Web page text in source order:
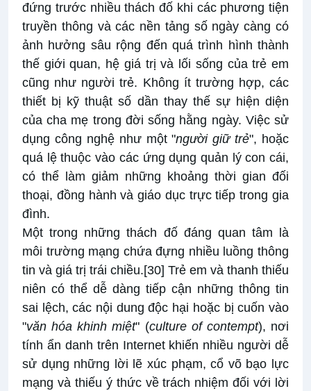
đứng trước nhiều thách đố khi các phương tiện
truyền thông và các nền tảng số ngày càng có
ảnh hưởng sâu rộng đến quá trình hình thành
thế giới quan, hệ giá trị và lối sống của trẻ em
cũng như người trẻ. Không ít trường hợp, các
thiết bị kỹ thuật số dần thay thế sự hiện diện
của cha mẹ trong đời sống hằng ngày. Việc sử
dụng công nghệ như một "người giữ trẻ", hoặc
quá lệ thuộc vào các ứng dụng quản lý con cái,
có thể làm giảm những khoảng thời gian đối
thoại, đồng hành và giáo dục trực tiếp trong gia
đình.
Một trong những thách đố đáng quan tâm là
môi trường mạng chứa đựng nhiều luồng thông
tin và giá trị trái chiều.[30] Trẻ em và thanh thiếu
niên có thể dễ dàng tiếp cận những thông tin
sai lệch, các nội dung độc hại hoặc bị cuốn vào
"văn hóa khinh miệt" (culture of contempt), nơi
tính ẩn danh trên Internet khiến nhiều người dễ
sử dụng những lời lẽ xúc phạm, cổ võ bạo lực
mạng và thiếu ý thức về trách nhiệm đối với lời